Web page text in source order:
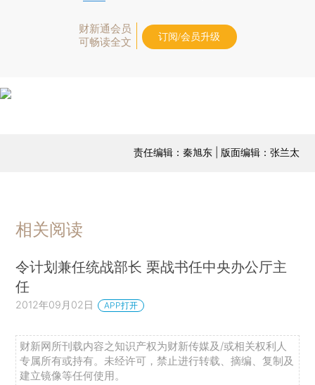
财新通会员
可畅读全文
订阅/会员升级
责任编辑：秦旭东 | 版面编辑：张兰太
相关阅读
令计划兼任统战部长 栗战书任中央办公厅主
任
2012年09月02日 APP打开
财新网所刊载内容之知识产权为财新传媒及/或相关权利人
专属所有或持有。未经许可，禁止进行转载、摘编、复制及
建立镜像等任何使用。